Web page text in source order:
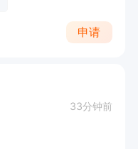
申请
33分钟前